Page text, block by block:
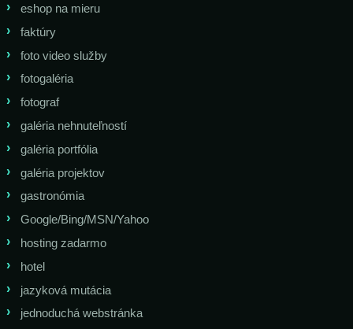
eshop na mieru
faktúry
foto video služby
fotogaléria
fotograf
galéria nehnuteľností
galéria portfólia
galéria projektov
gastronómia
Google/Bing/MSN/Yahoo
hosting zadarmo
hotel
jazyková mutácia
jednoduchá webstránka